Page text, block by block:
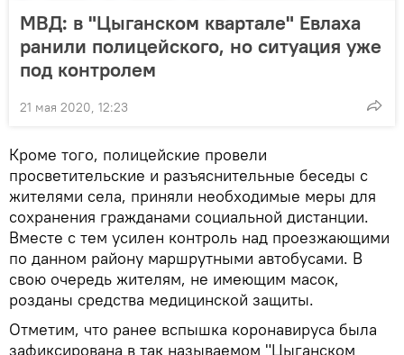
МВД: в "Цыганском квартале" Евлаха
ранили полицейского, но ситуация уже
под контролем
21 мая 2020, 12:23
Кроме того, полицейские провели
просветительские и разъяснительные беседы с
жителями села, приняли необходимые меры для
сохранения гражданами социальной дистанции.
Вместе с тем усилен контроль над проезжающими
по данном району маршрутными автобусами. В
свою очередь жителям, не имеющим масок,
розданы средства медицинской защиты.
Отметим, что ранее вспышка коронавируса была
зафиксирована в так называемом "Цыганском